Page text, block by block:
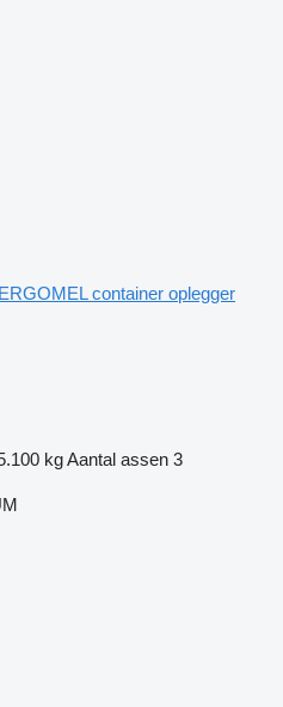
container oplegger
kgAantal assen 3